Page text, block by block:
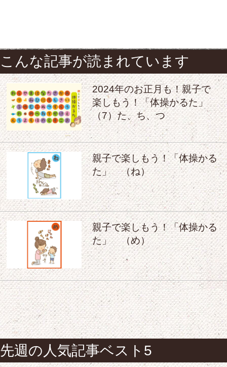
こんな記事が読まれています
2024年のお正月も！親子で
楽しもう！「体操かるた」
（7）た、ち、つ
親子で楽しもう！「体操かる
た」 （ね）
親子で楽しもう！「体操かる
た」 （め）
先週の人気記事ベスト5